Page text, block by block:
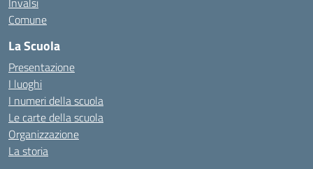
Comune
La Scuola
Presentazione
I luoghi
I numeri della scuola
Le carte della scuola
Organizzazione
La storia